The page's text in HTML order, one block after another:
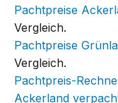
Pachtpreise
Vergleich.
Pachtpreise
Vergleich.
Pachtpreis-
Ackerland